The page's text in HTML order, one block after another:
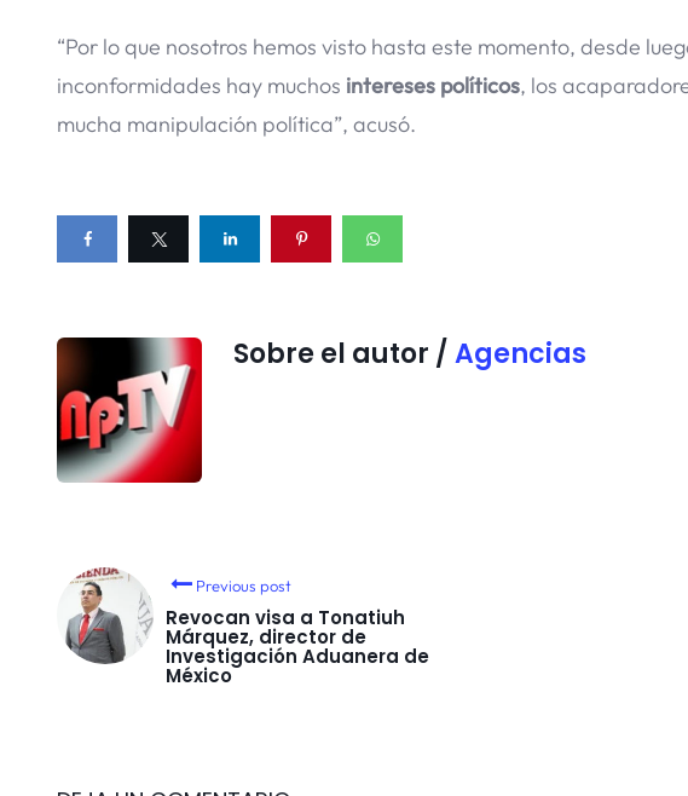
“Por lo que nosotros hemos visto hasta este momento, desde
inconformidades hay muchos intereses políticos, los
mucha manipulación política”, acusó.
Sobre el autor / Agencias
Previous post
Revocan visa a Tonatiuh
Márquez, director de
Investigación Aduanera de
México